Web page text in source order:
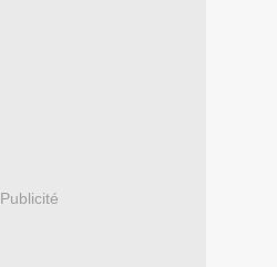
Publicité